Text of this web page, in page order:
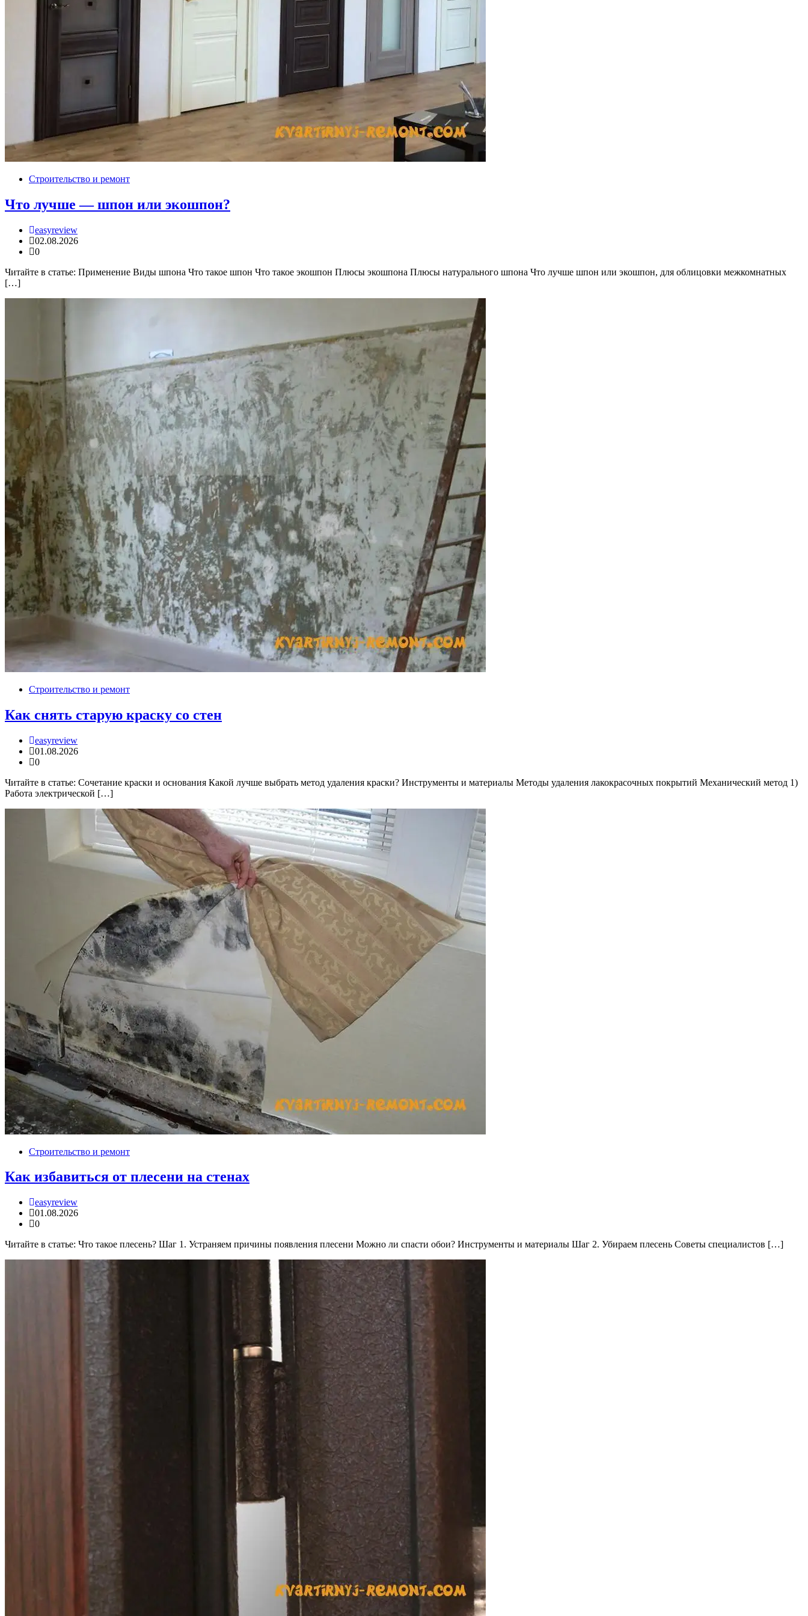
Строительство и ремонт
Что лучше — шпон или экошпон?
easyreview
02.08.2026
0
Читайте в статье: Применение Виды шпона Что такое шпон Что такое экошпон Плюсы экошпона Плюсы натурального шпона Что лучше шпон или экошпон, для облицовки межкомнатных
[…]
Строительство и ремонт
Как снять старую краску со стен
easyreview
01.08.2026
0
Читайте в статье: Сочетание краски и основания Какой лучше выбрать метод удаления краски? Инструменты и материалы Методы удаления лакокрасочных покрытий Механический метод 1)
Работа электрической […]
Строительство и ремонт
Как избавиться от плесени на стенах
easyreview
01.08.2026
0
Читайте в статье: Что такое плесень? Шаг 1. Устраняем причины появления плесени Можно ли спасти обои? Инструменты и материалы Шаг 2. Убираем плесень Советы специалистов […]